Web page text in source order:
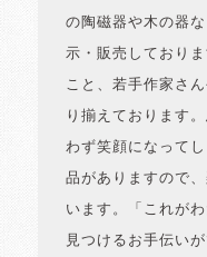
の陶磁器や木の器
示・販売しており
こと、若手作家さ
り揃えております
わず笑顔になって
品がありますので
います。「これが
見つけるお手伝い